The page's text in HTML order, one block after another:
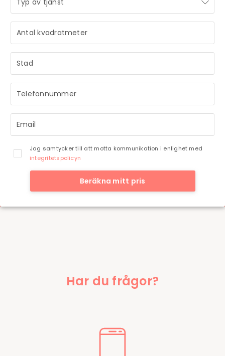
STRÅLANDE!
Ditt meddelande är mottaget och vi återkommer till dig
så snart vi har möjlighet.
Jag samtycker till att motta kommunikation i enlighet med
integritetspolicyn
Beräkna mitt pris
Har du frågor?